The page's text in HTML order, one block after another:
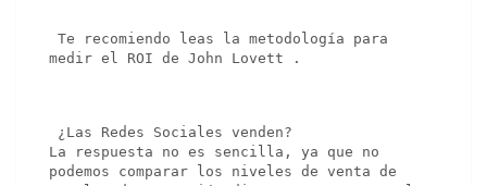
Te recomiendo leas la metodología para
medir el ROI de John Lovett .
¿Las Redes Sociales venden?
La respuesta no es sencilla, ya que no
podemos comparar los niveles de venta de